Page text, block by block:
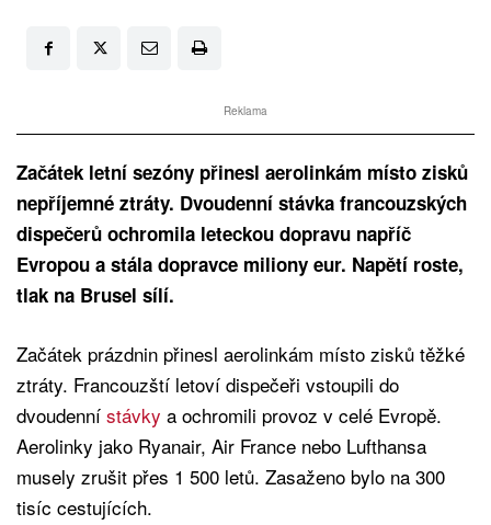
Reklama
Začátek letní sezóny přinesl aerolinkám místo zisků
nepříjemné ztráty. Dvoudenní stávka francouzských
dispečerů ochromila leteckou dopravu napříč
Evropou a stála dopravce miliony eur. Napětí roste,
tlak na Brusel sílí.
Začátek prázdnin přinesl aerolinkám místo zisků těžké
ztráty. Francouzští letoví dispečeři vstoupili do
dvoudenní stávky a ochromili provoz v celé Evropě.
Aerolinky jako Ryanair, Air France nebo Lufthansa
musely zrušit přes 1 500 letů. Zasaženo bylo na 300
tisíc cestujících.